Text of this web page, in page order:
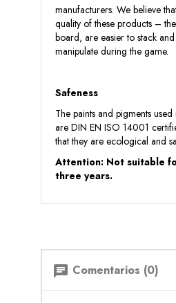
manufacturers. We believe
quality of these products –
board, are easier to stack
manipulate during the game.
Safeness
The paints and pigments
are DIN EN ISO 14001
that they are ecological and
Attention: Not suitable
three years.
chat Comentarios (0)